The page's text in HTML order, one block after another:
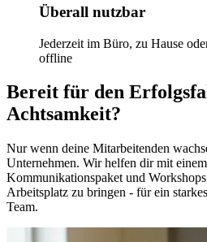
Überall nutzbar
Jederzeit im Büro, zu Hause
offline
Bereit für den
Achtsamkeit?
Nur wenn deine Mitarbeitenden
Unternehmen. Wir helfen dir mit
Kommunikationspaket und
Arbeitsplatz zu bringen - für ein
Team.